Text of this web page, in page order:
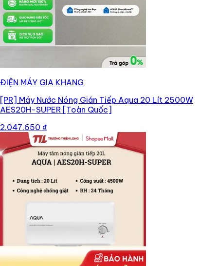
ĐIỆN MÁY GIA KHANG
[PR] Máy Nước Nóng Gián Tiếp Aqua 20 Lít 2500W
AES20H-SUPER [Toàn Quốc]
2.047.650 ₫